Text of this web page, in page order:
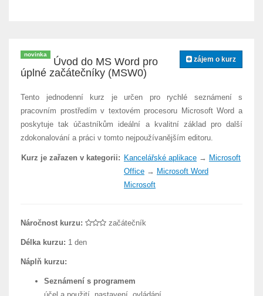
novinka
zájem o kurz
Úvod do MS Word pro
úplné začátečníky (MSW0)
Tento jednodenní kurz je určen pro rychlé seznámení s
pracovním prostředím v textovém procesoru Microsoft Word a
poskytuje tak účastníkům ideální a kvalitní základ pro další
zdokonalování a práci v tomto nejpoužívanějším editoru.
Kurz je zařazen v kategorii: Kancelářské aplikace → Microsoft
Office → Microsoft Word
Microsoft
Náročnost kurzu: začátečník
Délka kurzu: 1 den
Náplň kurzu:
Seznámení s programem